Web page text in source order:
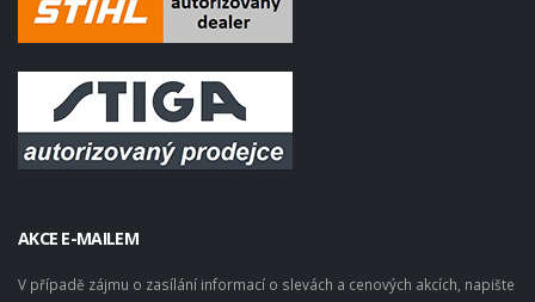
AKCE E-MAILEM
V případě zájmu o zasílání informací o slevách a cenových akcích, napište